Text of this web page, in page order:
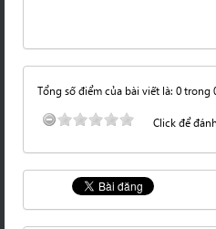
Tổng số điểm của bài viết là: 0 trong
Click để